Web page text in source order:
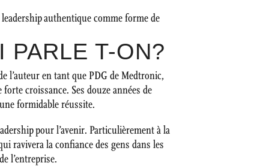
authentique comme forme de
PARLE T-ON?
l’auteur en tant que PDG de Medtronic,
croissance. Ses douze années de
formidable réussite.
pour l’avenir. Particulièrement à la
ravivera la confiance des gens dans les
l’entreprise.